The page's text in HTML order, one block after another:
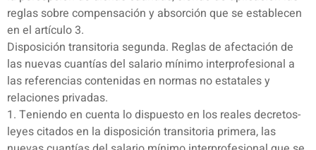
reglas sobre compensación y absorción que se establecen
en el artículo 3.
Disposición transitoria segunda. Reglas de afectación de
las nuevas cuantías del salario mínimo interprofesional a
las referencias contenidas en normas no estatales y
relaciones privadas.
1. Teniendo en cuenta lo dispuesto en los reales decretos-
leyes citados en la disposición transitoria primera, las